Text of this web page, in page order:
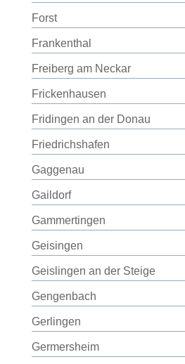
Forst
Frankenthal
Freiberg am Neckar
Frickenhausen
Fridingen an der Donau
Friedrichshafen
Gaggenau
Gaildorf
Gammertingen
Geisingen
Geislingen an der Steige
Gengenbach
Gerlingen
Germersheim